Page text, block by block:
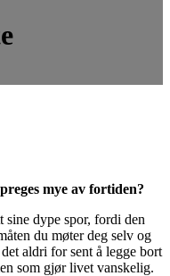
mye av fortiden?
sine dype spor, fordi den
du møter deg selv og
aldri for sent å legge bort
som gjør livet vanskelig.